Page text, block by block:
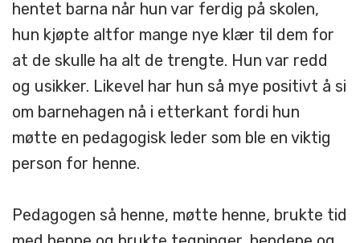
hentet barna når hun var ferdig på skolen,
hun kjøpte altfor mange nye klær til dem for
at de skulle ha alt de trengte. Hun var redd
og usikker. Likevel har hun så mye positivt å si
om barnehagen nå i etterkant fordi hun
møtte en pedagogisk leder som ble en viktig
person for henne.
Pedagogen så henne, møtte henne, brukte tid